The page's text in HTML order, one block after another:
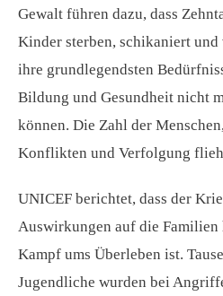
Gewalt führen dazu, dass
Kinder sterben, schikaniert
ihre grundlegendsten
Bildung und Gesundheit nicht
können. Die Zahl der
Konflikten und Verfolgung
UNICEF berichtet, dass der
Auswirkungen auf die Familien
Kampf ums Überleben ist.
Jugendliche wurden bei